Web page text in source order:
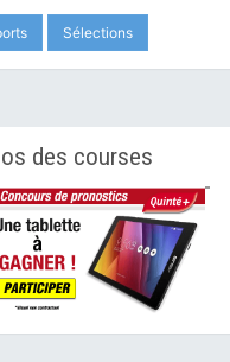
Sélections
des courses